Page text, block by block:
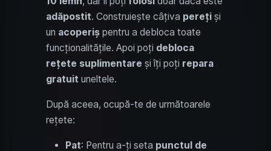
adăpostit. Construiește câțiva pereți și
un acoperiș pentru a debloca toate
funcționalitățile. Apoi poți debloca
rețete suplimentare și îți poți repara
gratuit uneltele.
După aceea, ocupă-te de următoarele
rețete:
Pat: Pentru a-ți seta punctul de